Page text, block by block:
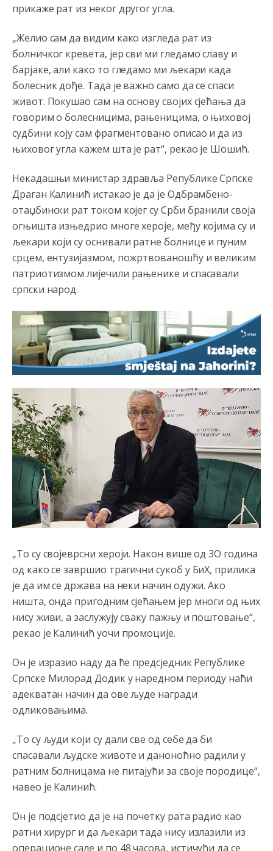
прикаже рат из неког другог угла.
„Желио сам да видим како изгледа рат из
болничког кревета, јер сви ми гледамо славу и
барјаке, али како то гледамо ми љекари када
болесник дође. Тада је важно само да се спаси
живот. Покушао сам на основу својих сјећања да
говорим о болесницима, рањеницима, о њиховој
судбини коју сам фрагментовано описао и да из
њиховог угла кажем шта је рат“, рекао је Шошић.
Некадашњи министар здравља Републике Српске
Драган Калинић истакао је да је Одбрамбено-
отаџбински рат током којег су Срби бранили своја
огњишта изњедрио многе хероје, међу којима су и
љекари који су оснивали ратне болнице и пуним
срцем, ентузијазмом, пожртвованошћу и великим
патриотизмом лијечили рањенике и спасавали
српски народ.
„То су својеврсни хероји. Након више од 3О година
од како се завршио трагични сукоб у БиХ, прилика
је да им се држава на неки начин одужи. Ако
ништа, онда пригодним сјећањем јер многи од њих
нису живи, а заслужују сваку пажњу и поштовање“,
рекао је Калинић уочи промоције.
Он је изразио наду да ће предсједник Републике
Српске Милорад Додик у наредном периоду наћи
адекватан начин да ове људе награди
одликовањима.
„То су људи који су дали све од себе да би
спасавали људске животе и даноноћно радили у
ратним болницама не питајући за своје породице“,
навео је Калинић.
Он је подсјетио да је на почетку рата радио као
ратни хирург и да љекари тада нису излазили из
операционе сале и по 48 часова, истичући да се